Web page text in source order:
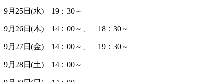
9月25日(水) 19：30～
9月26日(木) 14：00～、 18：30～
9月27日(金) 14：00～、 19：30～
9月28日(土) 14：00～